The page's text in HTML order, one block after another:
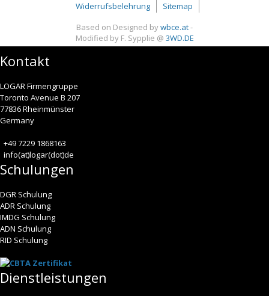
Widerrufsbelehrung
Sitemap
Based on Designed bywbce.at-
Modified by F. Sypplie @ 3WD.DE
Kontakt
LOGAR Firmengruppe
Toronto Avenue B 207
77836 Rheinmünster
Germany
+49 7229 1868163
info(at)logar(dot)de
Schulungen
DGR Schulung
ADR Schulung
IMDG Schulung
ADN Schulung
RID Schulung
Dienstleistungen